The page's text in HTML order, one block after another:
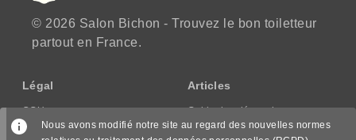
© 2026 Salon Bichon - Trouvez le bon toiletteur
partout en France.
Légal
CGU
CGV/CPPS
Articles
Guide des démarches
Nous avons modifié notre site au regard des nouvelles normes